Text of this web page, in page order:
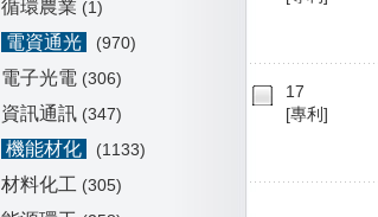
循環農業 (1)
電資通光
(970)
電子光電 (306)
資訊通訊(347)
機能材化
(1133)
材料化工 (305)
17
[專利]